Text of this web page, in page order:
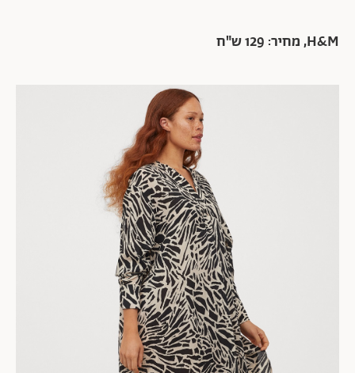
H&M, מחיר: 129 ש"ח